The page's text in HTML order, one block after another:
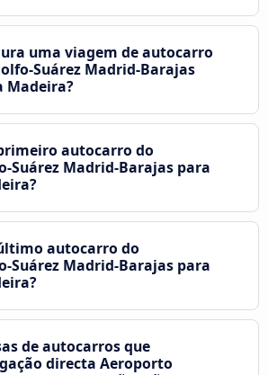
uma viagem de autocarro
Suárez Madrid-Barajas
Madeira?
autocarro do
Suárez Madrid-Barajas para
autocarro do
Suárez Madrid-Barajas para
de autocarros que
directa Aeroporto